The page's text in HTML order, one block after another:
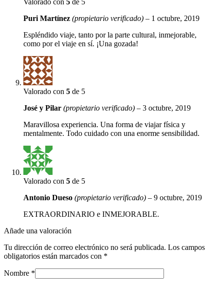
Puri Martínez (propietario verificado) – 1 octubre, 2019
Espléndido viaje, tanto por la parte cultural, inmejorable,
como por el viaje en sí. ¡Una gozada!
Valorado con 5 de 5
José y Pilar (propietario verificado) – 3 octubre, 2019
Maravillosa experiencia. Una forma de viajar física y
mentalmente. Todo cuidado con una enorme sensibilidad.
Valorado con 5 de 5
Antonio Dueso (propietario verificado) – 9 octubre, 2019
EXTRAORDINARIO e INMEJORABLE.
Añade una valoración
Tu dirección de correo electrónico no será publicada. Los campos
obligatorios están marcados con *
Nombre *